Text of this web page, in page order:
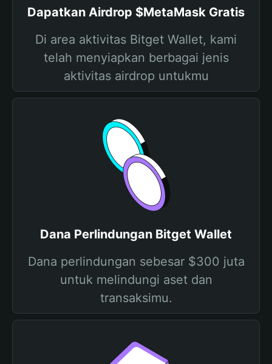
Dapatkan Airdrop $MetaMask Gratis
Di area aktivitas Bitget Wallet, kami
telah menyiapkan berbagai jenis
aktivitas airdrop untukmu
Dana Perlindungan Bitget Wallet
Dana perlindungan sebesar $300 juta
untuk melindungi aset dan
transaksimu.